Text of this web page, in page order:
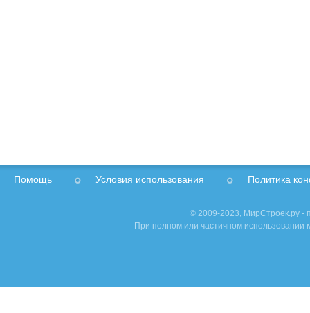
Помощь Условия использования Политика
© 2009-2023, МирСтроек.ру -
При полном или частичном использовании